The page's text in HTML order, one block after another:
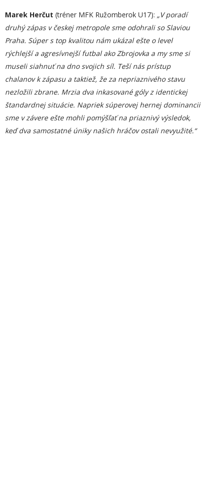
Marek Herčut (tréner MFK Ružomberok U17): „V poradí
druhý zápas v českej metropole sme odohrali so Slaviou
Praha. Súper s top kvalitou nám ukázal ešte o level
rýchlejší a agresívnejší futbal ako Zbrojovka a my sme si
museli siahnuť na dno svojich síl. Teší nás prístup
chalanov k zápasu a taktiež, že za nepriaznivého stavu
nezložili zbrane. Mrzia dva inkasované góly z identickej
štandardnej situácie. Napriek súperovej hernej dominancii
sme v závere ešte mohli pomýšľať na priaznivý výsledok,
keď dva samostatné úniky našich hráčov ostali nevyužité.“